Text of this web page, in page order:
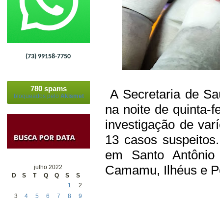
(73) 99158-7750
780 spams
bloqueados pelo Akismet
julho 2022
D
S T Q Q S
S
1
2
3
4 5 6 7 8
9
A Secretaria de
na noite de quinta-
investigação de
13 casos
em Santo
Camamu, Ilhéus e